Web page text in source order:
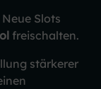
Slots
freischalten.
stärkerer